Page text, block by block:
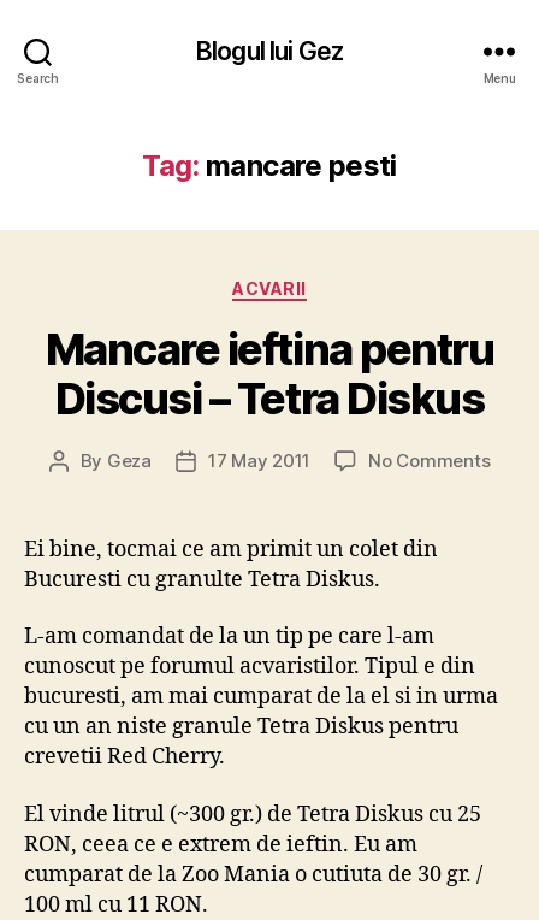
Search
Blogul lui Gez
Menu
Tag: mancare pesti
Categories
ACVARII
Mancare ieftina pentru
Discusi – Tetra Diskus
Post
By Geza
Post17 May 2011 No Commentson
Ei bine, tocmai ce am primit un colet din
Bucuresti cu granulte Tetra Diskus.
L-am comandat de la un tip pe care l-am
cunoscut pe forumul acvaristilor. Tipul e din
bucuresti, am mai cumparat de la el si in urma
cu un an niste granule Tetra Diskus pentru
crevetii Red Cherry.
El vinde litrul (~300 gr.) de Tetra Diskus cu 25
RON, ceea ce e extrem de ieftin. Eu am
cumparat de la Zoo Mania o cutiuta de 30 gr. /
100 ml cu 11 RON.